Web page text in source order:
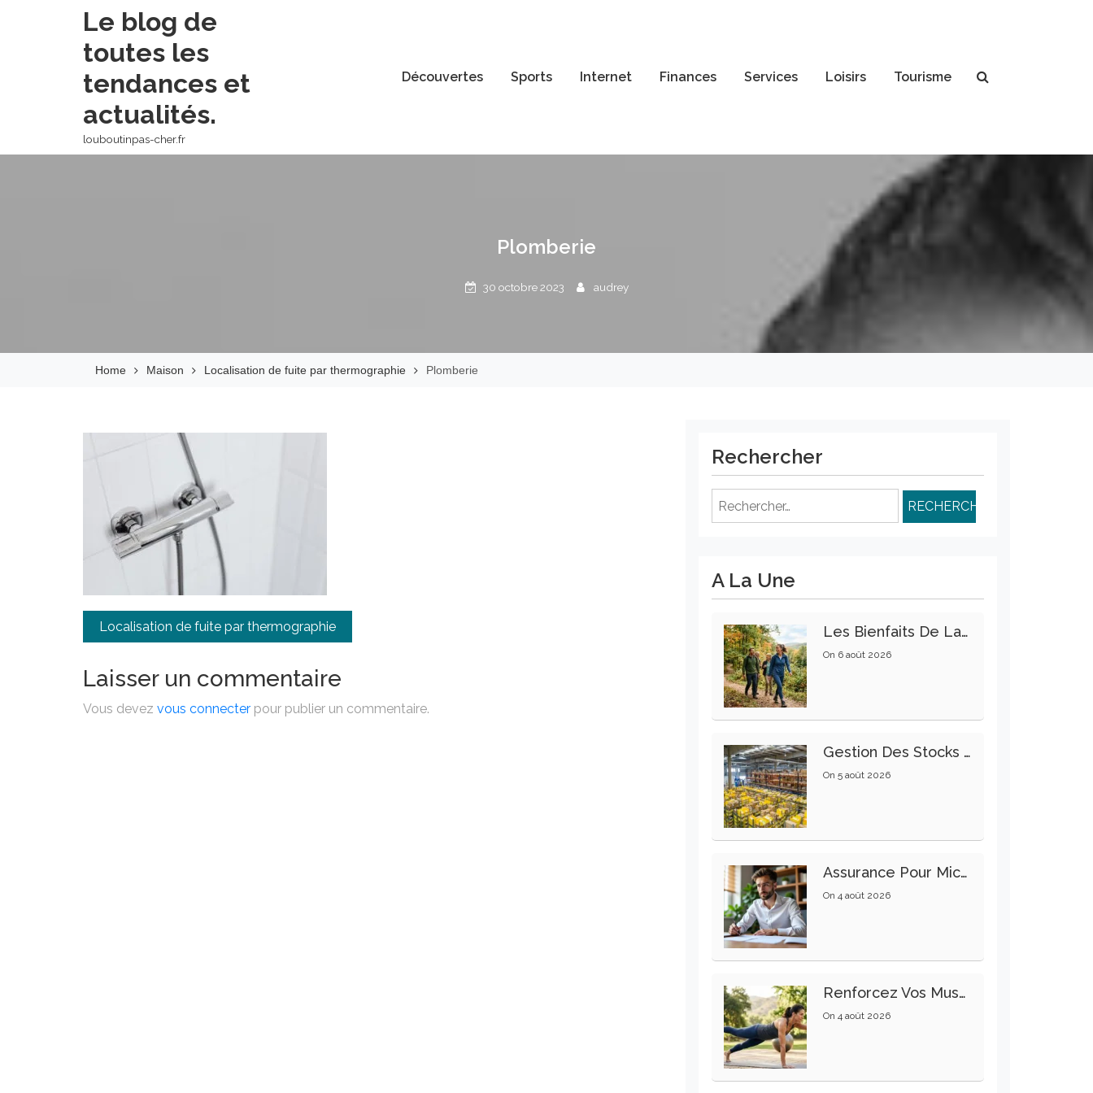
Le blog de
toutes les
tendances et
actualités.
louboutinpas-cher.fr
Découvertes Sports Internet Finances Services Loisirs Tourisme
Plomberie
30 octobre 2023 audrey
Home Maison Localisation de fuite par thermographie Plomberie
Navigation
l’article
Localisation de fuite par thermographie
Laisser un commentaire
Vous devez vous connecter pour publier un commentaire.
Rechercher
Rechercher :
A La Une
Les Bienfaits De La Marche Sur La Santé Physique Et Mentale
On 6 août 2026
Gestion Des Stocks : Meilleures Pratiques Intralogistiques
On 5 août 2026
Assurance Pour Micro-Entrepreneur : Les Garanties Essentielles À Connaître
On 4 août 2026
Renforcez Vos Muscles Profonds Pour Apaiser Votre Mal De Dos
On 4 août 2026